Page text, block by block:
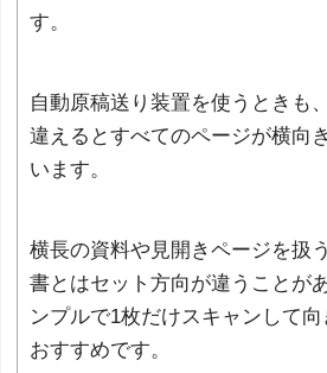
す。
自動原稿送り装置を使うときも
違えるとすべてのページが横向
います。
横長の資料や見開きページを扱
書とはセット方向が違うことが
ンプルで1枚だけスキャンして
おすすめです。